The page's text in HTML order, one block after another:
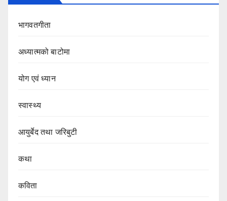
भागवतगीता
अध्यात्मको बाटोमा
योग एवं ध्यान
स्वास्थ्य
आयुर्बेद तथा जरिबुटी
कथा
कविता